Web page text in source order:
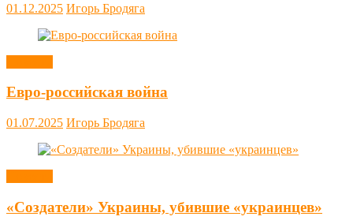
01.12.2025 Игорь Бродяга
Евро-российская война
01.07.2025 Игорь Бродяга
«Создатели» Украины, убившие «украинцев»